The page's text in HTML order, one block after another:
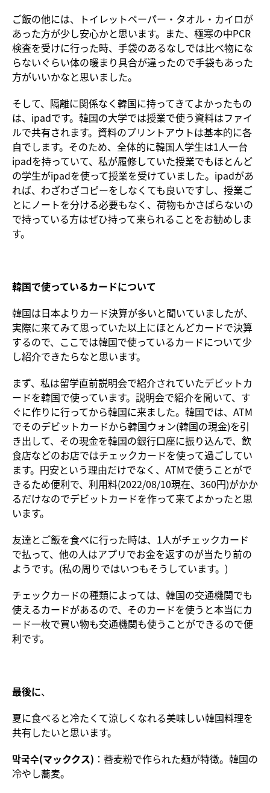
ご飯の他には、トイレットペーパー・タオル・カイロが
あった方が少し安心かと思います。また、極寒の中PCR
検査を受けに行った時、手袋のあるなしでは比べ物にな
らないぐらい体の暖まり具合が違ったので手袋もあった
方がいいかなと思いました。
そして、隔離に関係なく韓国に持ってきてよかったもの
は、ipadです。韓国の大学では授業で使う資料はファイ
ルで共有されます。資料のプリントアウトは基本的に各
自でします。そのため、全体的に韓国人学生は1人一台
ipadを持っていて、私が履修していた授業でもほとんど
の学生がipadを使って授業を受けていました。ipadがあ
れば、わざわざコピーをしなくても良いですし、授業ご
とにノートを分ける必要もなく、荷物もかさばらないの
で持っている方はぜひ持って来られることをお勧めしま
す。
韓国で使っているカードについて
韓国は日本よりカード決算が多いと聞いていましたが、
実際に来てみて思っていた以上にほとんどカードで決算
するので、ここでは韓国で使っているカードについて少
し紹介できたらなと思います。
まず、私は留学直前説明会で紹介されていたデビットカ
ードを韓国で使っています。説明会で紹介を聞いて、す
ぐに作りに行ってから韓国に来ました。韓国では、ATM
でそのデビットカードから韓国ウォン(韓国の現金)を引
き出して、その現金を韓国の銀行口座に振り込んで、飲
食店などのお店ではチェックカードを使って過ごしてい
ます。円安という理由だけでなく、ATMで使うことがで
きるため便利で、利用料(2022/08/10現在、360円)がかか
るだけなのでデビットカードを作って来てよかったと思
います。
友達とご飯を食べに行った時は、1人がチェックカード
で払って、他の人はアプリでお金を返すのが当たり前の
ようです。(私の周りではいつもそうしています。)
チェックカードの種類によっては、韓国の交通機関でも
使えるカードがあるので、そのカードを使うと本当にカ
ード一枚で買い物も交通機関も使うことができるので便
利です。
最後に、
夏に食べると冷たくて涼しくなれる美味しい韓国料理を
共有したいと思います。
막국수(マッククス) ：蕎麦粉で作られた麺が特徴。韓国の
冷やし蕎麦。